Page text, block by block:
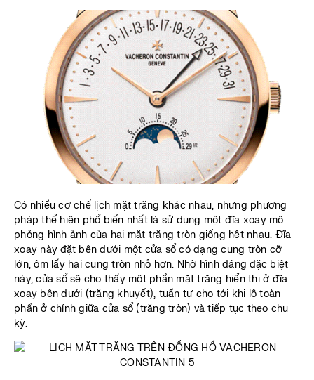
Có nhiều cơ chế lịch mặt trăng khác nhau, nhưng phương
pháp thể hiện phổ biến nhất là sử dụng một đĩa xoay mô
phỏng hình ảnh của hai mặt trăng tròn giống hệt nhau. Đĩa
xoay này đặt bên dưới một cửa sổ có dạng cung tròn cỡ
lớn, ôm lấy hai cung tròn nhỏ hơn. Nhờ hình dáng đặc biệt
này, cửa sổ sẽ cho thấy một phần mặt trăng hiển thị ở đĩa
xoay bên dưới (trăng khuyết), tuần tự cho tới khi lộ toàn
phần ở chính giữa cửa sổ (trăng tròn) và tiếp tục theo chu
kỳ.